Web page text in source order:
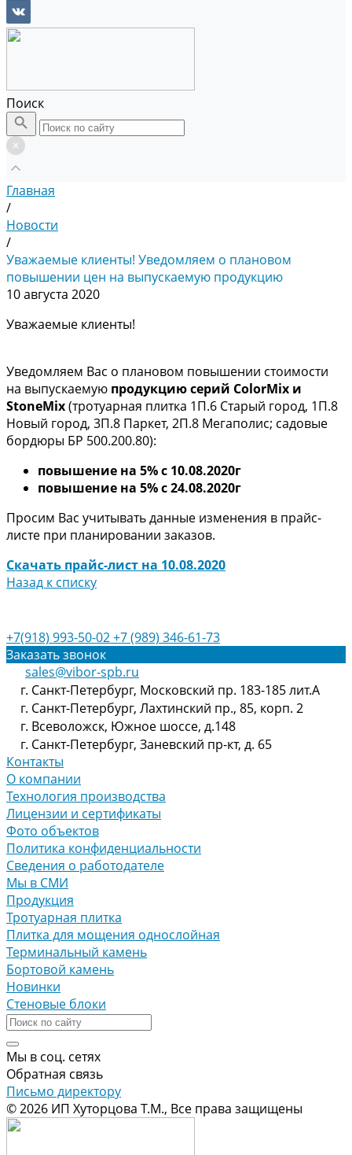
Поиск
Главная
/
Новости
/
Уважаемые клиенты! Уведомляем о плановом
повышении цен на выпускаемую продукцию
10 августа 2020
Уважаемые клиенты!
Уведомляем Вас о плановом повышении стоимости
на выпускаемую продукцию серий ColorMix и
StoneMix(тротуарная плитка 1П.6 Старый город, 1П.8
Новый город, 3П.8 Паркет, 2П.8 Мегаполис; садовые
бордюры БР 500.200.80):
повышение на 5% с 10.08.2020г
повышение на 5% с 24.08.2020г
Просим Вас учитывать данные изменения в прайс-
листе при планировании заказов.
Скачать прайс-лист на 10.08.2020
Назад к списку
+7(918) 993-50-02+7 (989) 346-61-73
Заказать звонок
sales@vibor-spb.ru
г. Санкт-Петербург, Московский пр. 183-185 лит.А
г. Санкт-Петербург, Лахтинский пр., 85, корп. 2
г. Всеволожск, Южное шоссе, д.148
г. Санкт-Петербург, Заневский пр-кт, д. 65
Контакты
О компании
Технология производства
Лицензии и сертификаты
Фото объектов
Политика конфиденциальности
Сведения о работодателе
Мы в СМИ
Продукция
Тротуарная плитка
Плитка для мощения однослойная
Терминальный камень
Бортовой камень
Новинки
Стеновые блоки
Мы в соц. сетях
Обратная связь
Письмо директору
© 2026 ИП Хуторцова Т.М., Все права защищены